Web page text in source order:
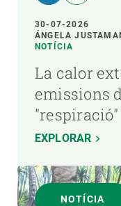
30-07-2026
ÁNGELA
NOTÍCIA
La calor
emissions
EXPLORAR
NOTÍCIA